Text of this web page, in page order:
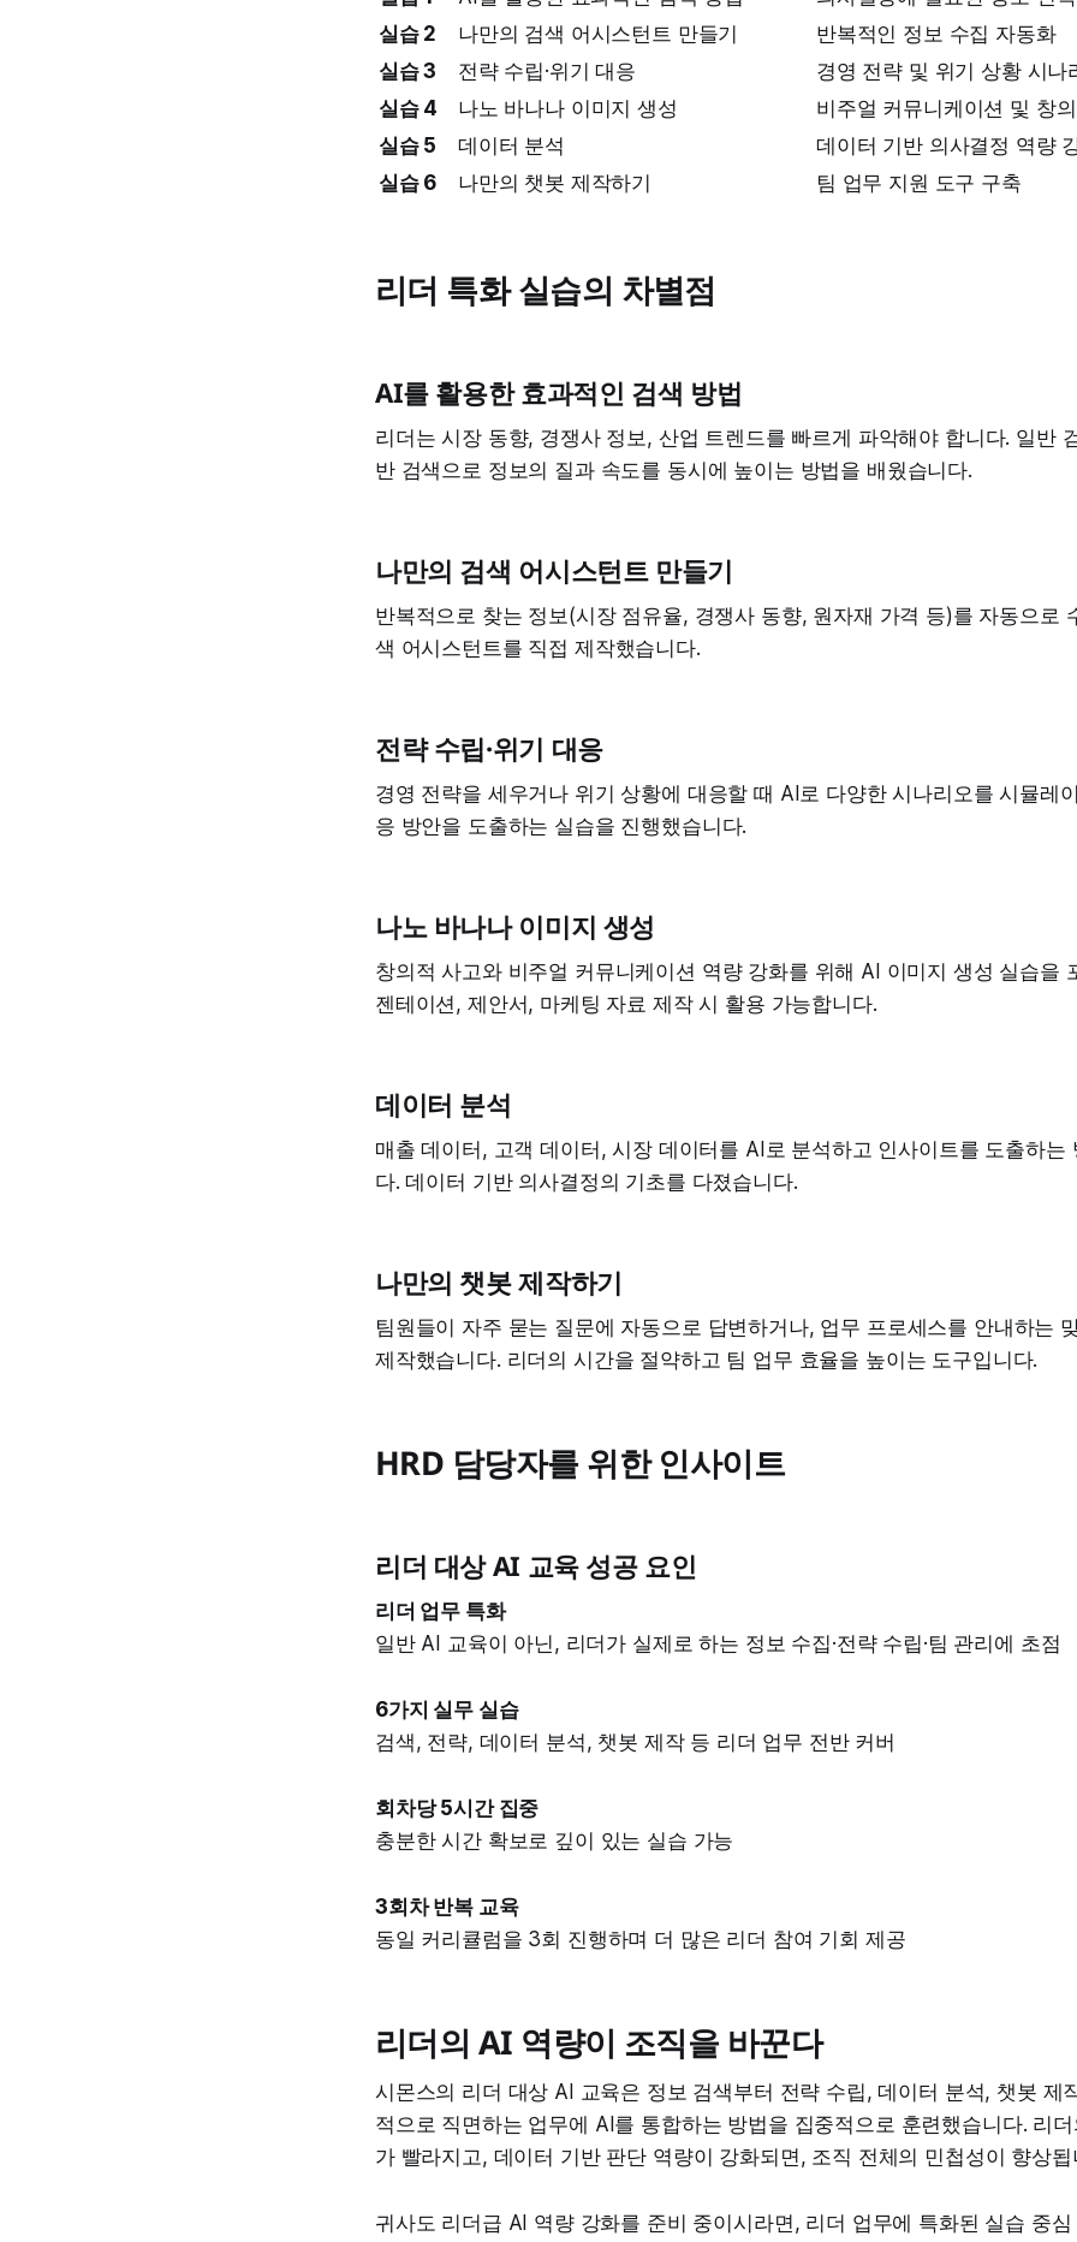
실습 2
나만의 검색 어시스턴트 만들기
반복적인 정보 수집 자동화
실습 3
전략 수립·위기 대응
경영 전략 및 위기 상황 시나
실습 4
나노 바나나 이미지 생성
비주얼 커뮤니케이션 및 창
실습 5
데이터 분석
데이터 기반 의사결정 역량
실습 6
나만의 챗봇 제작하기 팀 업무 지원 도구 구축
리더 특화 실습의 차별점
AI를 활용한 효과적인 검색 방법
리더는 시장 동향, 경쟁사 정보, 산업 트렌드를 빠르게 파악해야 합니다. 일반
반 검색으로 정보의 질과 속도를 동시에 높이는 방법을 배웠습니다.
나만의 검색 어시스턴트 만들기
반복적으로 찾는 정보(시장 점유율, 경쟁사 동향, 원자재 가격 등)를 자동으로
색 어시스턴트를 직접 제작했습니다.
전략 수립·위기 대응
경영 전략을 세우거나 위기 상황에 대응할 때 AI로 다양한 시나리오를 시뮬레
응 방안을 도출하는 실습을 진행했습니다.
나노 바나나 이미지 생성
창의적 사고와 비주얼 커뮤니케이션 역량 강화를 위해 AI 이미지 생성 실습을
젠테이션, 제안서, 마케팅 자료 제작 시 활용 가능합니다.
데이터 분석
매출 데이터, 고객 데이터, 시장 데이터를 AI로 분석하고 인사이트를 도출하는
다. 데이터 기반 의사결정의 기초를 다졌습니다.
나만의 챗봇 제작하기
팀원들이 자주 묻는 질문에 자동으로 답변하거나, 업무 프로세스를 안내하는
제작했습니다. 리더의 시간을 절약하고 팀 업무 효율을 높이는 도구입니다.
HRD 담당자를 위한 인사이트
리더 대상 AI 교육 성공 요인
리더 업무 특화
일반 AI 교육이 아닌, 리더가 실제로 하는 정보 수집·전략 수립·팀 관리에 초점
6가지 실무 실습
검색, 전략, 데이터 분석, 챗봇 제작 등 리더 업무 전반 커버
회차당 5시간 집중
충분한 시간 확보로 깊이 있는 실습 가능
3회차 반복 교육
동일 커리큘럼을 3회 진행하며 더 많은 리더 참여 기회 제공
리더의 AI 역량이 조직을 바꾼다
시몬스의 리더 대상 AI 교육은 정보 검색부터 전략 수립, 데이터 분석, 챗봇 제
적으로 직면하는 업무에 AI를 통합하는 방법을 집중적으로 훈련했습니다. 리
가 빨라지고, 데이터 기반 판단 역량이 강화되면, 조직 전체의 민첩성이 향상됩
귀사도 리더급 AI 역량 강화를 준비 중이시라면, 리더 업무에 특화된 실습 중심